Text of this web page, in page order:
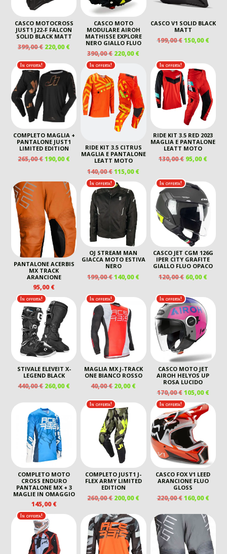
CASCO MOTOCROSS
JUST1 J22-F FALCON
SOLID BLACK MATT
399,00€ IL
ORIGINALE
ERA:
399,00 €.
220,00€IL
PREZZO
ATTUALE
È:
220,00 €.
CASCO MOTO
MODULARE AIROH
MATHISSE EXPLORE
NERO GIALLO FLUO
390,00€ IL
PREZZO
ORIGINALE
ERA:
390,00 €.
220,00€IL
PREZZO
ATTUALE
220,00 €.
CASCO V1 SOLID BLACK
MATT
199,00€ IL
ERA:
199,00 €.
150,00€IL
È:
In offerta!
COMPLETO MAGLIA +
PANTALONE JUST1
LIMITED EDITION
265,00€IL
265,00 €.
190,00€IL
ATTUALE
È:
190,00 €.
In offerta!
RIDE KIT 3.5 CITRUS
MAGLIA E PANTALONE
LEATT MOTO
140,00€IL
PREZZO
ORIGINALE
ERA:
140,00 €.
115,00€IL
PREZZO
ATTUALE
115,00 €.
In offerta!
RIDE KIT 3.5 RED 2023
MAGLIA E PANTALONE
LEATT MOTO
130,00€ IL
ERA:
130,00 €.
95,00€IL
È:
PANTALONE ACERBIS
MX TRACK
ARANCIONE
95,00€
In offerta!
OJ STREAM MAN
GIACCA MOTO ESTIVA
NERO
199,00€IL
ORIGINALE
ERA:
199,00 €.
140,00€IL
ATTUALE
È:
140,00 €.
In offerta!
CASCO JET CGM 126G
IPER CITY GRAFITE
GIALLO FLUO OPACO
120,00€ IL
ERA:
120,00 €.
60,00€IL
È:
60,00
In offerta!
STIVALE ELEVEIT X-
LEGEND BLACK
440,00€ IL
ORIGINALE
ERA:
440,00 €.
260,00€IL
ATTUALE
È:
In offerta!
MAGLIA MX J-TRACK
ONE BIANCO ROSSO
40,00€ IL
ORIGINALE
ERA:
40,00 €.
20,00€IL
PREZZO
ATTUALE
20,00 €.
In offerta!
CASCO MOTO JET
AIROH HELYOS UP
ROSA LUCIDO
170,00€ IL
PREZZO
ORIGINALE
ERA:
170,00 €.
105,00€IL
COMPLETO MOTO
CROSS ENDURO
PANTALONE MX + 3
MAGLIE IN OMAGGIO
145,00€
In offerta!
COMPLETO JUST1 J-
FLEX ARMY LIMITED
EDITION
260,00€ IL
ORIGINALE
ERA:
260,00 €.
200,00€IL
ATTUALE
È:
200,00 €.
In offerta!
CASCO FOX V1 LEED
ARANCIONE FLUO
GLOSS
220,00€ IL
ORIGINALE
ERA:
220,00 €.
160,00€IL
È:
In offerta!